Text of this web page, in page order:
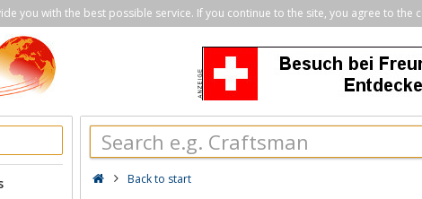
you with the best possible service. If you continue to the site, you agree to the
Back to start